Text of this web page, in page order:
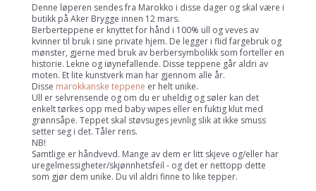
Denne løperen sendes fra Marokko i disse dager og skal være i
butikk på Aker Brygge innen 12 mars.
Berberteppene er knyttet for hånd i 100% ull og veves av
kvinner til bruk i sine private hjem. De legger i flid fargebruk og
mønster, gjerne med bruk av berbersymbolikk som forteller en
historie. Lekne og iøynefallende. Disse teppene går aldri av
moten. Et lite kunstverk man har gjennom alle år.
Disse marokkanske teppene er helt unike.
Ull er selvrensende og om du er uheldig og søler kan det
enkelt tørkes opp med baby wipes eller en fuktig klut med
grønnsåpe. Teppet skal støvsuges jevnlig slik at ikke smuss
setter seg i det. Tåler rens.
NB!
Samtlige er håndvevd. Mange av dem er litt skjeve og/eller har
uregelmessigheter/skjønnhetsfeil - og det er nettopp dette
som gjør dem unike. Du vil aldri finne to like tepper.